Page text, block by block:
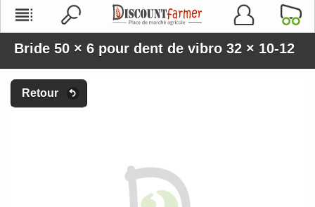
Bride 50 × 6 pour dent de vibro 32 × 10-12
Retour